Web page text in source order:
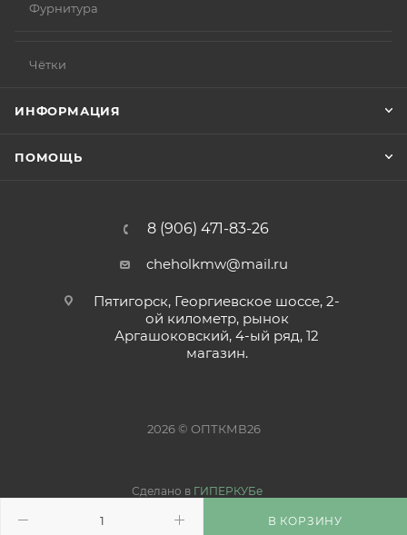
В КОРЗИНУ
Фурнитура
Чётки
ИНФОРМАЦИЯ
ПОМОЩЬ
8 (906) 471-83-26
cheholkmw@mail.ru
Пятигорск, Георгиевское шоссе, 2-
ой километр, рынок
Аргашоковский, 4-ый ряд, 12
магазин.
2026 © ОПТКМВ26
Сделано в ГИПЕРКУБе